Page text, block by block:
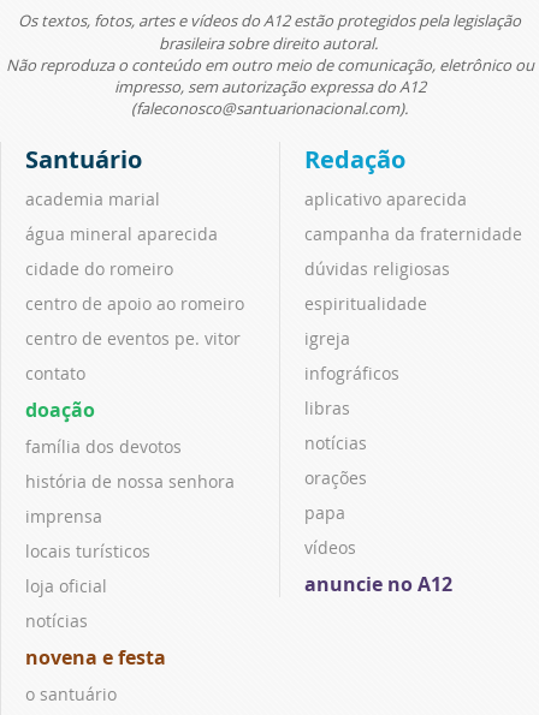
Os textos, fotos, artes e vídeos do A12 estão protegidos pela legislação
brasileira sobre direito autoral.
Não reproduza o conteúdo em outro meio de comunicação, eletrônico ou
impresso, sem autorização expressa do A12
(faleconosco@santuarionacional.com).
Santuário
academia marial
água mineral aparecida
cidade do romeiro
centro de apoio ao romeiro
centro de eventos pe. vitor
contato
doação
família dos devotos
história de nossa senhora
imprensa
locais turísticos
loja oficial
notícias
novena e festa
o santuário
Redação
aplicativo aparecida
campanha da fraternidade
dúvidas religiosas
espiritualidade
igreja
infográficos
libras
notícias
orações
papa
vídeos
anuncie no A12